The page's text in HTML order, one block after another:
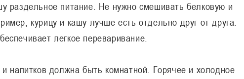
раздельное питание. Не нужно смешивать белковую и
курицу и кашу лучше есть отдельно друг от друга.
легкое переваривание.
напитков должна быть комнатной. Горячее и холодное